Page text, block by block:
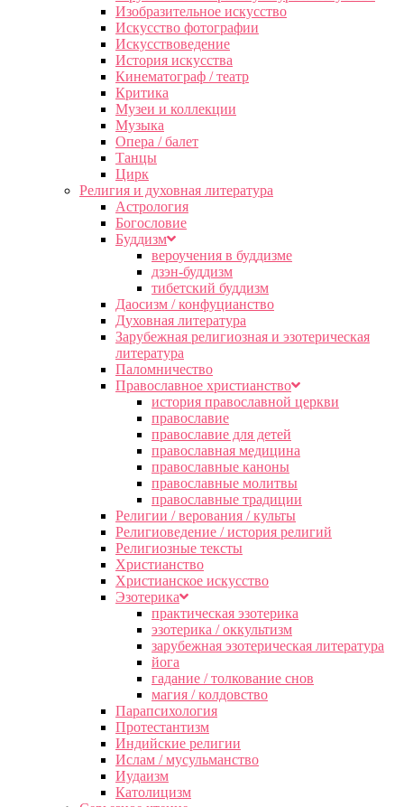
Изобразительное искусство
Искусство фотографии
Искусствоведение
История искусства
Кинематограф / театр
Критика
Музеи и коллекции
Музыка
Опера / балет
Танцы
Цирк
Религия и духовная литература
Астрология
Богословие
Буддизм
вероучения в буддизме
дзэн-буддизм
тибетский буддизм
Даосизм / конфуцианство
Духовная литература
Зарубежная религиозная и эзотерическая
литература
Паломничество
Православное христианство
история православной церкви
православие
православие для детей
православная медицина
православные каноны
православные молитвы
православные традиции
Религии / верования / культы
Религиоведение / история религий
Религиозные тексты
Христианство
Христианское искусство
Эзотерика
практическая эзотерика
эзотерика / оккультизм
зарубежная эзотерическая литература
йога
гадание / толкование снов
магия / колдовство
Парапсихология
Протестантизм
Индийские религии
Ислам / мусульманство
Иудаизм
Католицизм